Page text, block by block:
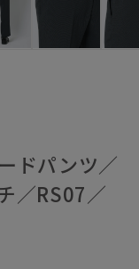
ドパンツ／
／RS07／